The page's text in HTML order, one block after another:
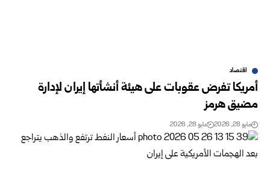
اقتصاد
أمريكا تفرض عقوبات على هيئة أنشأتها إيران لإدارة
مضيق ‏هرمز
مايو 28, 2026 مايو 28, 2026